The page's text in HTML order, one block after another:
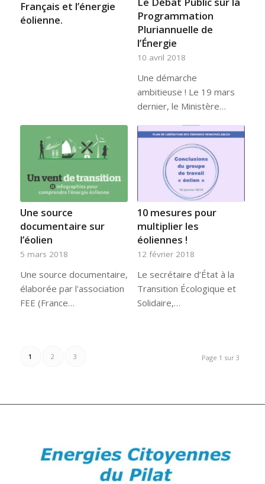
Français et l’énergie
éolienne.
Programmation
Pluriannuelle de
l’Énergie
10 avril 2018
Une démarche
ambitieuse ! Le 19 mars
dernier, le Ministère…
Une source
documentaire sur
l’éolien
5 mars 2018
Une source documentaire,
élaborée par l'association
FEE (France…
10 mesures pour
multiplier les
éoliennes !
12 février 2018
Le secrétaire d’État à la
Transition Écologique et
Solidaire,…
Page 1 sur 3
1 2 3